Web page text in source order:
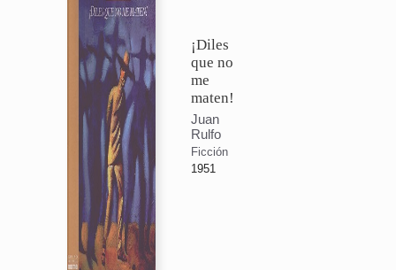
¡Diles
que no
me
maten!
Juan
Rulfo
Ficción
1951